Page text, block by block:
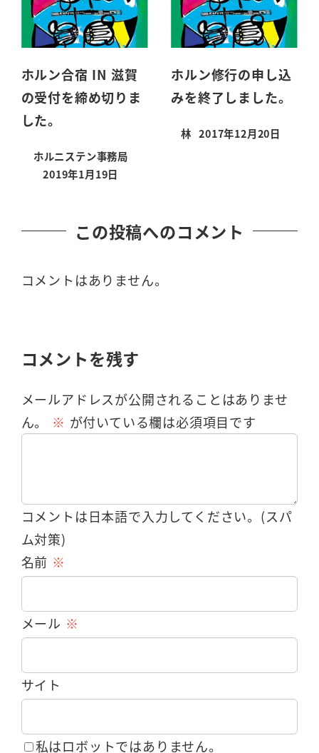
ホルン合宿 IN 滋賀
の受付を締め切りま
した。
ホルニステン事務局
投稿日
2019年1月19日
ホルン修行の申し込
みを終了しました。
林
投稿日
2017年12月20日
この投稿へのコメント
コメントはありません。
コメントを残す
メールアドレスが公開されることはありませ
ん。
※ が付いている欄は必須項目です
コメントは日本語で入力してください。(スパ
ム対策)
名前 ※
メール ※
サイト
私はロボットではありません。